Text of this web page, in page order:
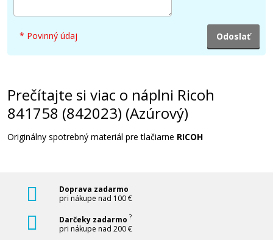
Ricoh 841756 (842021) (Žltý)
Originálny toner
51,90 €
* Povinný údaj
Prečítajte si viac o náplni Ricoh
841758 (842023) (Azúrový)
Originálny spotrebný materiál pre tlačiarne RICOH
Doprava zadarmo
pri nákupe nad 100 €
Darčeky zadarmo ?
pri nákupe nad 200 €